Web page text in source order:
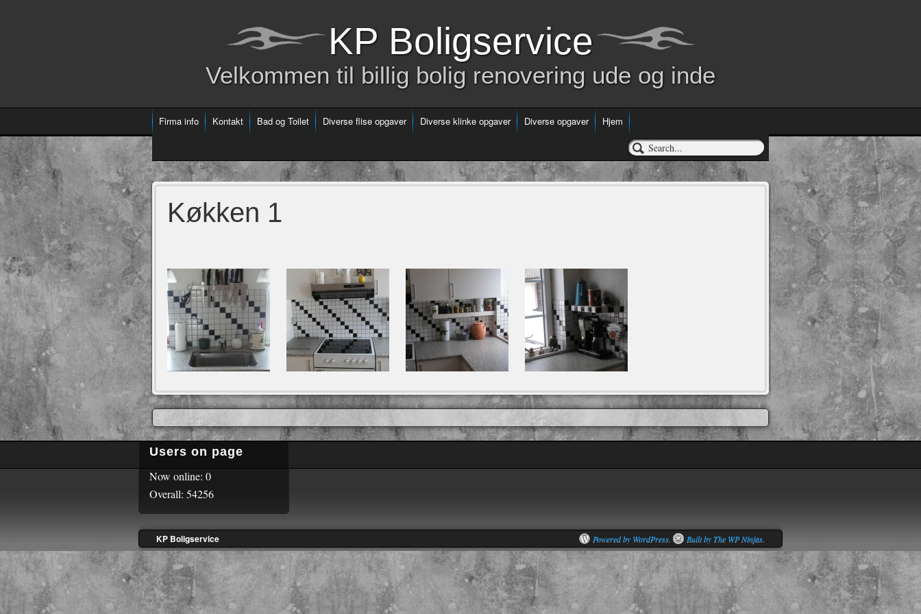
KP Boligservice
Velkommen til billig bolig renovering ude og inde
Firma info Kontakt Bad og Toilet Diverse flise opgaver Diverse klinke opgaver Diverse opgaver Hjem
Køkken 1
Users on page
Now online: 0
Overall: 54256
KP Boligservice Powered by WordPress. Built by The WP Ninjas.